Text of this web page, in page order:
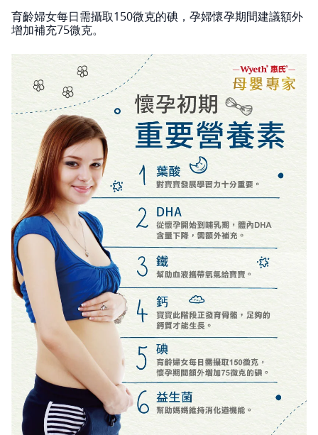
育齡婦女每日需攝取150微克的碘，孕婦懷孕期間建議額外
增加補充75微克。